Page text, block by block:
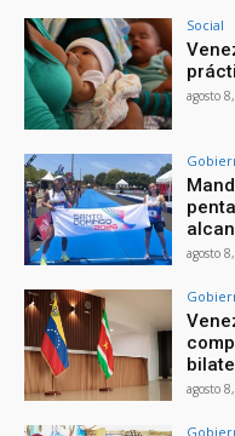
Social
agosto
agosto
agosto